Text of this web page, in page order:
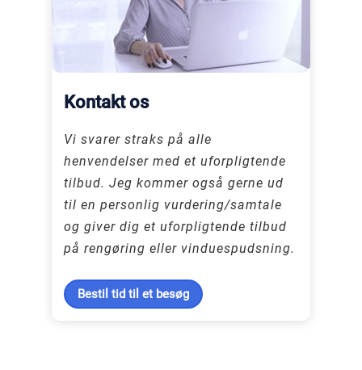
Kontakt os
Vi svarer straks på alle
henvendelser med et uforpligtende
tilbud. Jeg kommer også gerne ud
til en personlig vurdering/samtale
og giver dig et uforpligtende tilbud
på rengøring eller vinduespudsning.
Bestil tid til et besøg